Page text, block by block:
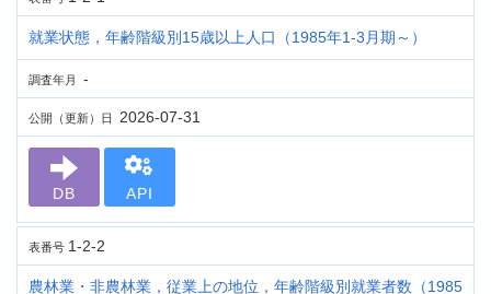
就業状態，年齢階級別15歳以上人口（1985年1-3月期～）
調査年月 -
公開（更新）日 2026-07-31
DB API
表番号 1-2-2
農林業・非農林業，従業上の地位，年齢階級別就業者数（1985